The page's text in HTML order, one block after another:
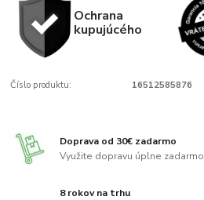
Ochrana
kupujúcého
Číslo produktu: 16512585876
Doprava od 30€ zadarmo
Využite dopravu úplne zadarmo
8 rokov na trhu